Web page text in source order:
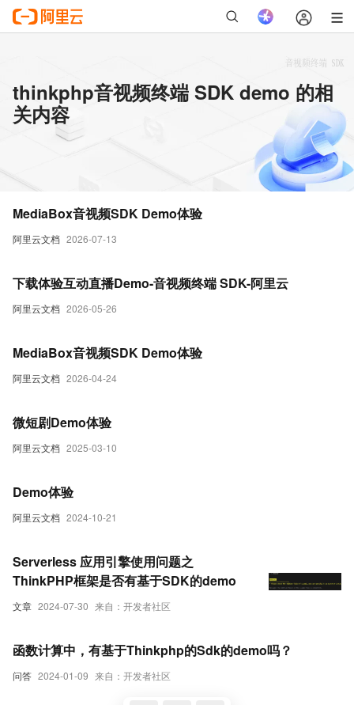
thinkphp音视频终端 SDK demo 的相
关内容
阿里云文档 2026-07-13
MediaBox音视频SDK Demo体验
阿里云文档 2026-05-26
下载体验互动直播Demo-音视频终端 SDK-阿里云
阿里云文档 2026-04-24
MediaBox音视频SDK Demo体验
阿里云文档 2025-03-10
微短剧Demo体验
阿里云文档 2024-10-21
Demo体验
文章 2024-07-30 来自：开发者社区
Serverless 应用引擎使用问题之
ThinkPHP框架是否有基于SDK的demo
问答 2024-01-09 来自：开发者社区
函数计算中，有基于Thinkphp的Sdk的demo吗？